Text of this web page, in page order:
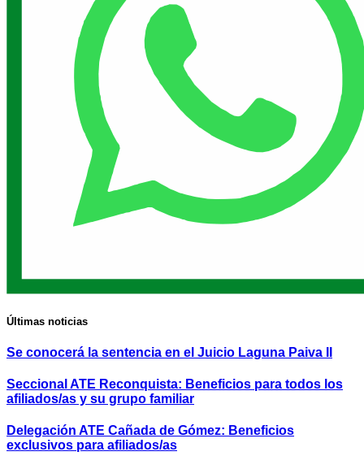
Últimas noticias
Se conocerá la sentencia en el Juicio Laguna Paiva II
Seccional ATE Reconquista: Beneficios para todos los
afiliados/as y su grupo familiar
Delegación ATE Cañada de Gómez: Beneficios
exclusivos para afiliados/as